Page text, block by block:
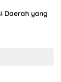
Daerah yang